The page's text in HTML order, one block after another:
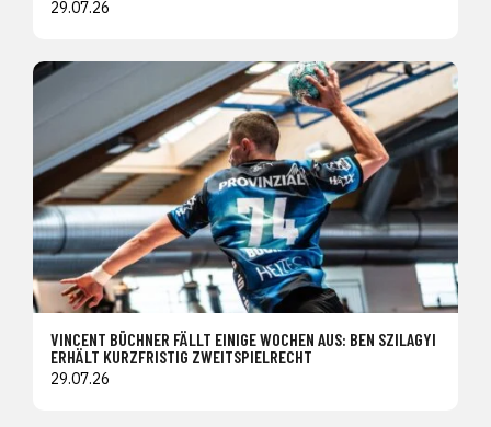
29.07.26
VINCENT BÜCHNER FÄLLT EINIGE WOCHEN AUS: BEN SZILAGYI
ERHÄLT KURZFRISTIG ZWEITSPIELRECHT
29.07.26